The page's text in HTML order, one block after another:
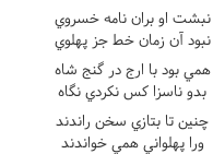
نبشت او بران نامه خسروي
نبود آن زمان خط جز پهلوي
همي بود با ارج در گنج شاه
بدو ناسزا کس نکردي نگاه
چنين تا بتازي سخن راندند
ورا پهلواني همي خواندند